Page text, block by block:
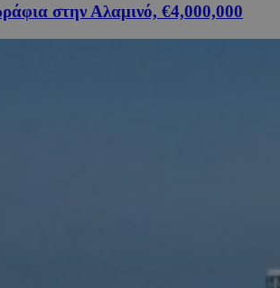
στην Αλαμινό, €4,000,000